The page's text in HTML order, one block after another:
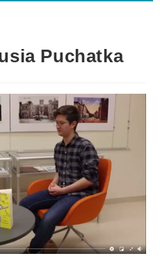
Puchatka